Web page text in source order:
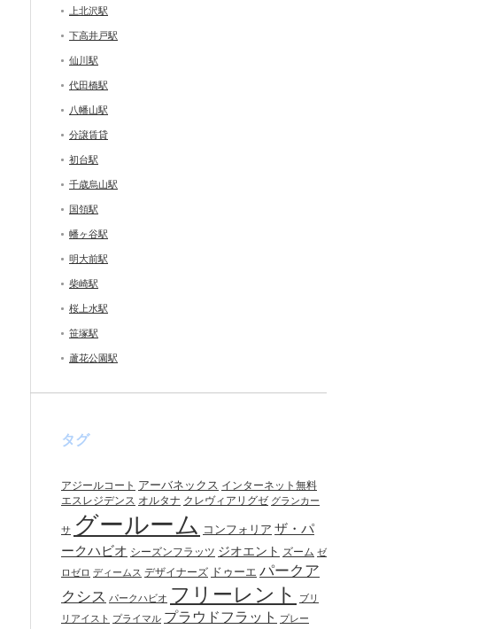
上北沢駅
下高井戸駅
仙川駅
代田橋駅
八幡山駅
分譲賃貸
初台駅
千歳烏山駅
国領駅
幡ヶ谷駅
明大前駅
柴崎駅
桜上水駅
笹塚駅
蘆花公園駅
タグ
アジールコート アーバネックス インターネット無料
エスレジデンス オルタナ クレヴィアリグゼ グランカー
サ グールーム コンフォリア ザ・パ
ークハビオ シーズンフラッツ ジオエント ズーム ゼ
ロゼロ ディームス デザイナーズ ドゥーエ パークア
クシス パークハビオ フリーレント
ブリ
リアイスト プライマル プラウドフラット プレー